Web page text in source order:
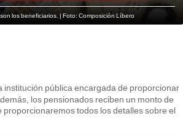
los beneficiarios. | Foto: Composición Líbero
institución pública encargada de proporcionar
los pensionados reciben un monto de
todos los detalles sobre el